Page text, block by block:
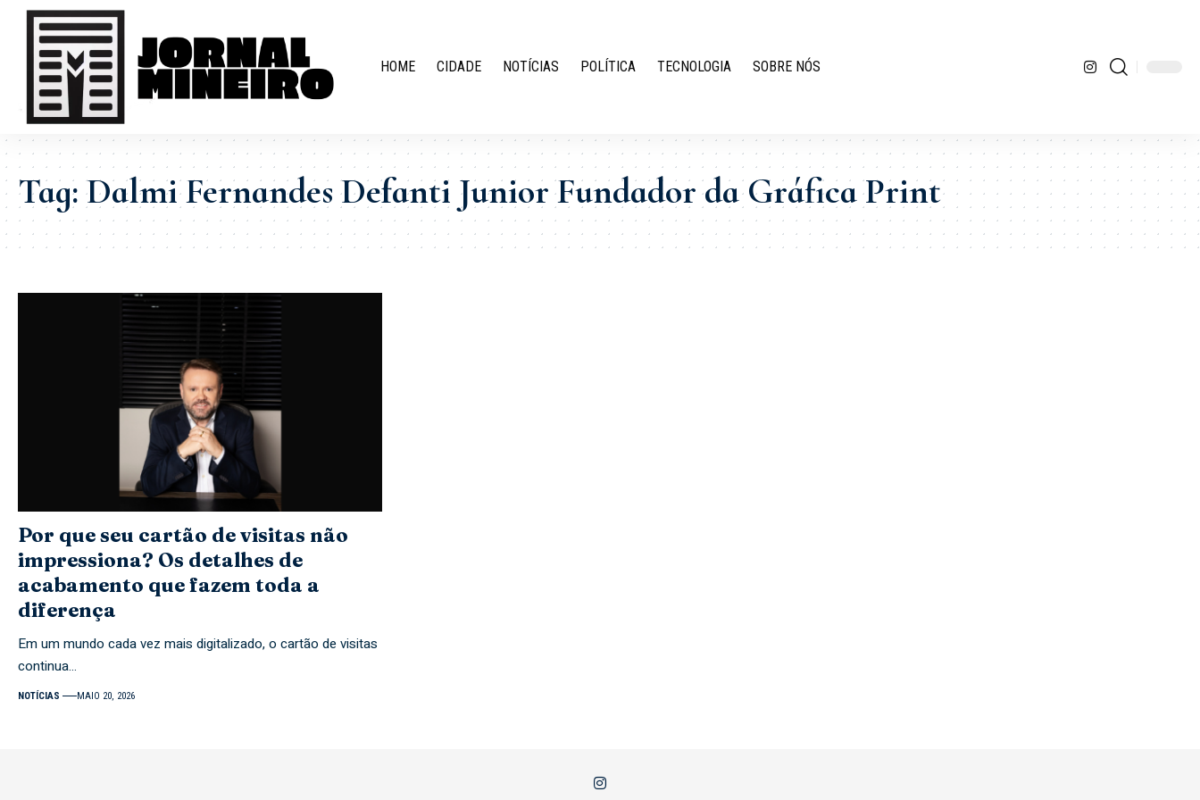
HOME CIDADE NOTÍCIAS POLÍTICA TECNOLOGIA SOBRE NÓS
Tag:Dalmi Fernandes Defanti Junior Fundador da Gráfica Print
Por que seu cartão de visitas não
impressiona? Os detalhes de
acabamento que fazem toda a
diferença
Em um mundo cada vez mais digitalizado, o cartão de visitas
continua…
NOTÍCIAS MAIO 20, 2026